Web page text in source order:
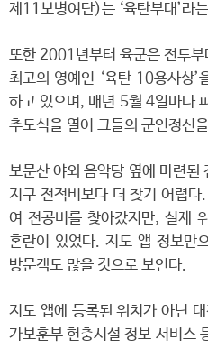
제11보병여단)는 ‘육탄부대’라
또한 2001년부터 육군은 전투
최고의 영예인 ‘육탄 10용사상
하고 있으며, 매년 5월 4일마다
추도식을 열어 그들의 군인정신
보문산 야외 음악당 옆에 마련된
지구 전적비보다 더 찾기 어렵
여 전공비를 찾아갔지만, 실제
혼란이 있었다. 지도 앱 정보만
방문객도 많을 것으로 보인다.
지도 앱에 등록된 위치가 아닌
가보훈부 현충시설 정보 서비스